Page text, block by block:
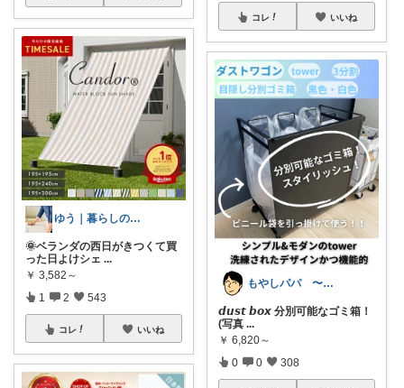
ゆう｜暮らしのお得術
🌞ベランダの西日がきつくて買
った日よけシェ ...
￥ 3,582～
1 2 543
コレ いいね
コレ いいね
もやしパパ 〜育児・生活・雑貨〜
𝙙𝙪𝙨𝙩 𝙗𝙤𝙭 分別可能なゴミ箱！
(写真 ...
￥ 6,820～
0 0 308